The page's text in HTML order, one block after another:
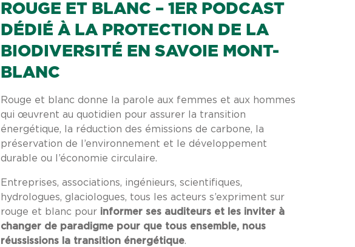
ROUGE ET BLANC – 1ER PODCAST
DÉDIÉ À LA PROTECTION DE LA
BIODIVERSITÉ EN SAVOIE MONT-
BLANC
Rouge et blanc donne la parole aux femmes et aux hommes
qui œuvrent au quotidien pour assurer la transition
énergétique, la réduction des émissions de carbone, la
préservation de l’environnement et le développement
durable ou l’économie circulaire.
Entreprises, associations, ingénieurs, scientifiques,
hydrologues, glaciologues, tous les acteurs s’expriment sur
rouge et blanc pour informer ses auditeurs et les inviter à
changer de paradigme pour que tous ensemble, nous
réussissions la transition énergétique.